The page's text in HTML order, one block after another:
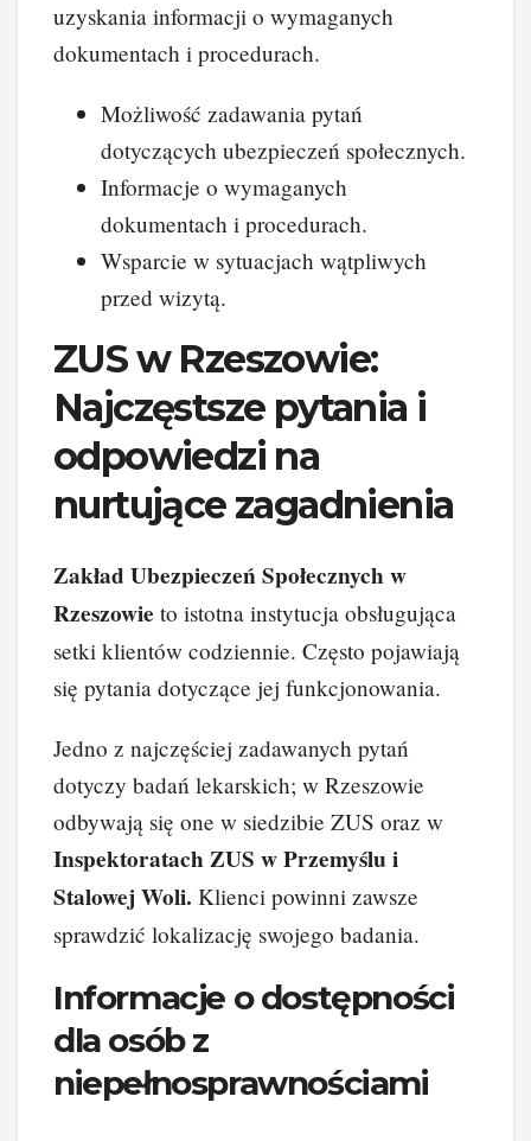
uzyskania informacji o wymaganych
dokumentach i procedurach.
Możliwość zadawania pytań
dotyczących ubezpieczeń społecznych.
Informacje o wymaganych
dokumentach i procedurach.
Wsparcie w sytuacjach wątpliwych
przed wizytą.
ZUS w Rzeszowie:
Najczęstsze pytania i
odpowiedzi na
nurtujące zagadnienia
Zakład Ubezpieczeń Społecznych w
Rzeszowie to istotna instytucja obsługująca
setki klientów codziennie. Często pojawiają
się pytania dotyczące jej funkcjonowania.
Jedno z najczęściej zadawanych pytań
dotyczy badań lekarskich; w Rzeszowie
odbywają się one w siedzibie ZUS oraz w
Inspektoratach ZUS w Przemyślu i
Stalowej Woli. Klienci powinni zawsze
sprawdzić lokalizację swojego badania.
Informacje o dostępności
dla osób z
niepełnosprawnościami